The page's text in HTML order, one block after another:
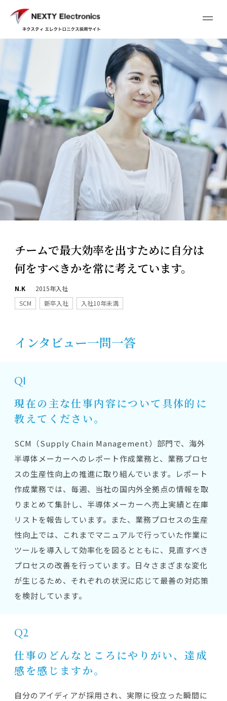
チームで最大効率を出すために自分は
何をすべきかを常に考えています。
N.K
2015年入社
SCM
新卒入社 入社10年未満
インタビュー一問一答
Q1
現在の主な仕事内容について具体的に
教えてください。
SCM（Supply Chain Management）部門で、海外
半導体メーカーへのレポート作成業務と、業務プロセ
スの生産性向上の推進に取り組んでいます。レポート
作成業務では、毎週、当社の国内外全拠点の情報を取
りまとめて集計し、半導体メーカーへ売上実績と在庫
リストを報告しています。また、業務プロセスの生産
性向上では、これまでマニュアルで行っていた作業に
ツールを導入して効率化を図るとともに、見直すべき
プロセスの改善を行っています。日々さまざまな変化
が生じるため、それぞれの状況に応じて最善の対応策
を検討しています。
Q2
仕事のどんなところにやりがい、達成
感を感じますか。
自分のアイディアが採用され、実際に役立った瞬間に